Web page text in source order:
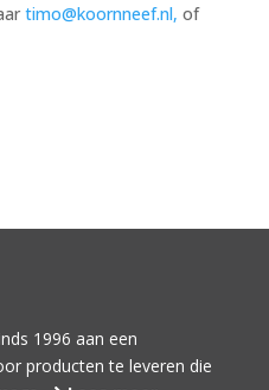
timo@koornneef.nl, of
1996 aan een
producten te leveren die